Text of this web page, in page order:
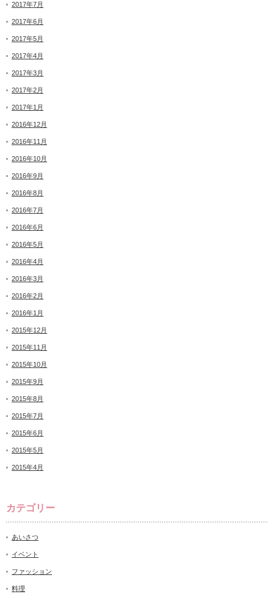
2017年7月
2017年6月
2017年5月
2017年4月
2017年3月
2017年2月
2017年1月
2016年12月
2016年11月
2016年10月
2016年9月
2016年8月
2016年7月
2016年6月
2016年5月
2016年4月
2016年3月
2016年2月
2016年1月
2015年12月
2015年11月
2015年10月
2015年9月
2015年8月
2015年7月
2015年6月
2015年5月
2015年4月
カテゴリー
あいさつ
イベント
ファッション
料理